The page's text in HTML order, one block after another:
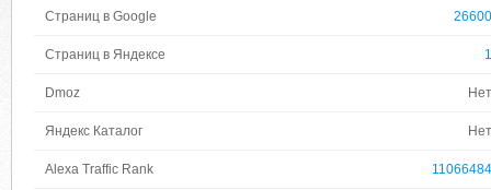
Страниц в Google 26600
Страниц в Яндексе 1
Dmoz Нет
Яндекс Каталог Нет
Alexa Traffic Rank 11066484